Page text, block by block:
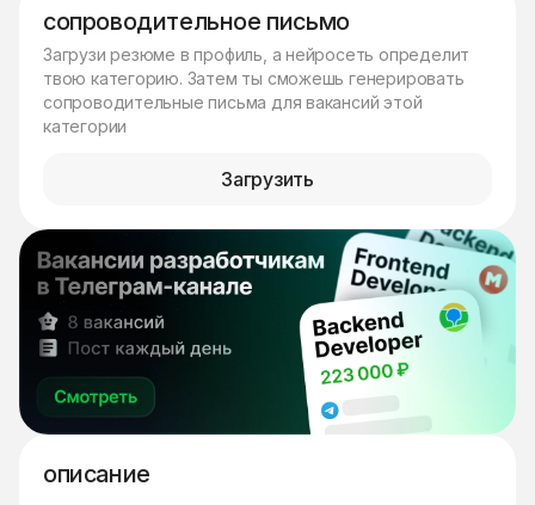
сопроводительное письмо
Загрузи резюме в профиль, а нейросеть определит
твою категорию. Затем ты сможешь генерировать
сопроводительные письма для вакансий этой
категории
Загрузить
описание